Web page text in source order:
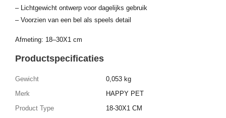
– Lichtgewicht ontwerp voor dagelijks gebruik
– Voorzien van een bel als speels detail
Afmeting: 18–30X1 cm
Productspecificaties
Gewicht
0,053 kg
Merk
HAPPY PET
Product Type
18-30X1 CM